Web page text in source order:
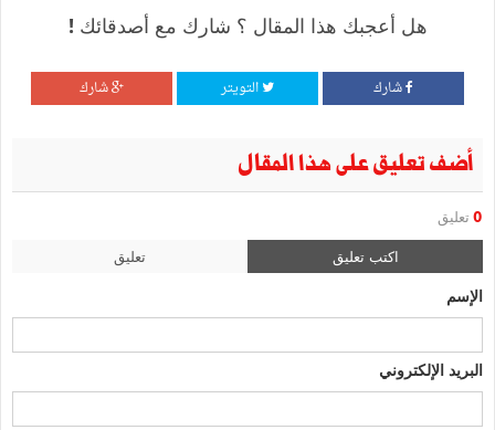
هل أعجبك هذا المقال ؟ شارك مع أصدقائك !
شارك التويتر شارك
أضف تعليق على هذا المقال
0 تعليق
اكتب تعليق تعليق
الإسم
البريد الإلكتروني